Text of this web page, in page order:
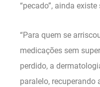
“pecado”, ainda
“Para quem se
medicações sem
perdido, a
paralelo, recuperando